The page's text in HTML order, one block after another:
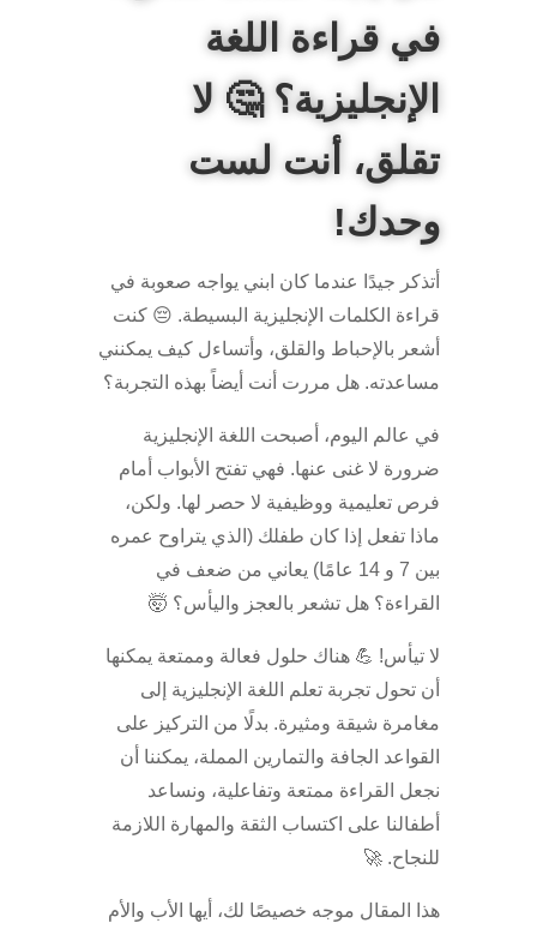
في قراءة اللغة
الإنجليزية؟ 🤔 لا
تقلق، أنت لست
وحدك!
أتذكر جيدًا عندما كان ابني يواجه صعوبة في
قراءة الكلمات الإنجليزية البسيطة. 😔 كنت
أشعر بالإحباط والقلق، وأتساءل كيف يمكنني
مساعدته. هل مررت أنت أيضاً بهذه التجربة؟
في عالم اليوم، أصبحت اللغة الإنجليزية
ضرورة لا غنى عنها. فهي تفتح الأبواب أمام
فرص تعليمية ووظيفية لا حصر لها. ولكن،
ماذا تفعل إذا كان طفلك (الذي يتراوح عمره
بين 7 و 14 عامًا) يعاني من ضعف في
القراءة؟ هل تشعر بالعجز واليأس؟ 🤯
لا تيأس! 💪 هناك حلول فعالة وممتعة يمكنها
أن تحول تجربة تعلم اللغة الإنجليزية إلى
مغامرة شيقة ومثيرة. بدلًا من التركيز على
القواعد الجافة والتمارين المملة، يمكننا أن
نجعل القراءة ممتعة وتفاعلية، ونساعد
أطفالنا على اكتساب الثقة والمهارة اللازمة
للنجاح. 🚀
هذا المقال موجه خصيصًا لك، أيها الأب والأم